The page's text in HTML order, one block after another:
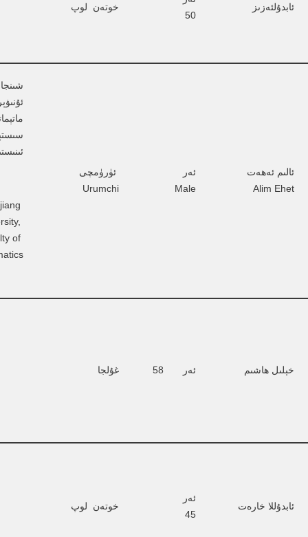
ئابدۇلئەزىز
50
خوتەن  لوپ
ئالىم ئەھەت
Alim Ehet
ئەر
Male
ئۈرۈمچى
Urumchi
of
خېلىل ھاشىم ئەر       58 غۇلجا
ئابدۇللا خارەت
ئەر
45
خوتەن  لوپ